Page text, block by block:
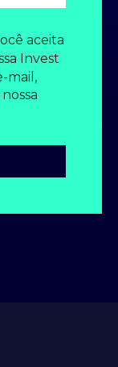
aceita
Invest
mail,